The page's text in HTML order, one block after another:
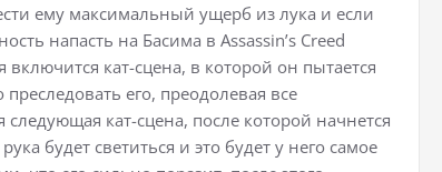
ему максимальный ущерб из лука и если
напасть на Басима в Assassin’s Creed
кат-сцена, в которой он пытается
его, преодолевая все
кат-сцена, после которой начнется
будет светиться и это будет у него самое